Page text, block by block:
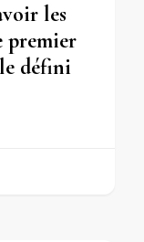
les
premier
défini